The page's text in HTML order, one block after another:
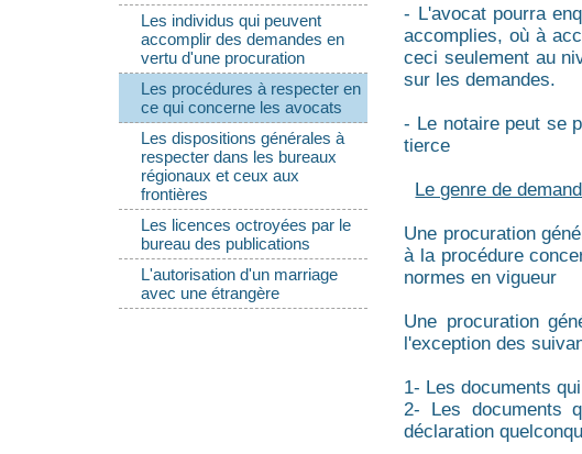
Les individus qui peuvent
accomplir des demandes en
vertu d'une procuration
Les procédures à respecter en
ce qui concerne les avocats
Les dispositions générales à
respecter dans les bureaux
régionaux et ceux aux
frontières
Les licences octroyées par le
bureau des publications
L'autorisation d'un marriage
avec une étrangère
- L'avocat pourra
accomplies, où à
ceci seulement au
sur les demandes.
- Le notaire peut se
tierce
Le genre de
Une procuration
à la procédure
normes en vigueur
Une procuration
l'exception des
1- Les documents
2- Les documents
déclaration